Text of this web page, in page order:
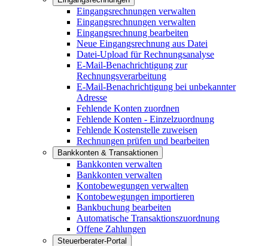
Eingangsrechnungen verwalten
Eingangsrechnungen verwalten
Eingangsrechnung bearbeiten
Neue Eingangsrechnung aus Datei
Datei-Upload für Rechnungsanalyse
E-Mail-Benachrichtigung zur
Rechnungsverarbeitung
E-Mail-Benachrichtigung bei unbekannter
Adresse
Fehlende Konten zuordnen
Fehlende Konten - Einzelzuordnung
Fehlende Kostenstelle zuweisen
Rechnungen prüfen und bearbeiten
Bankkonten & Transaktionen
Bankkonten verwalten
Bankkonten verwalten
Kontobewegungen verwalten
Kontobewegungen importieren
Bankbuchung bearbeiten
Automatische Transaktionszuordnung
Offene Zahlungen
Steuerberater-Portal